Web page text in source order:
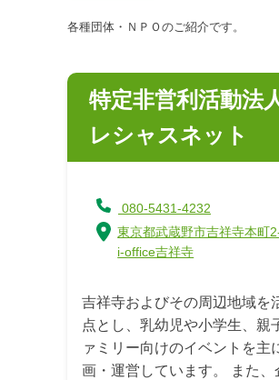
各種団体・ＮＰＯのご紹介です。
特定非営利活動法
レシャスネット
080-5431-4232
東京都武蔵野市吉祥寺本町
i-office吉祥寺
吉祥寺およびその周辺地域を
点とし、乳幼児や小学生、親
ァミリー向けのイベントを主
画・運営しています。 また、